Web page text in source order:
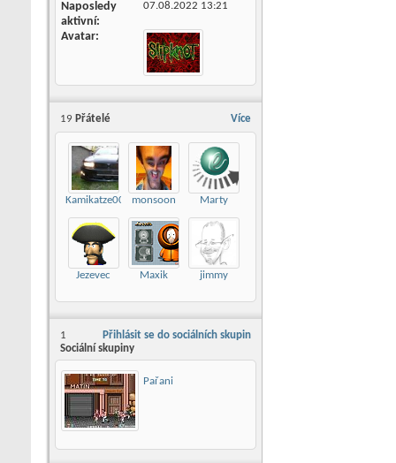
Naposledy
aktivní
07.08.2022 13:21
Avatar
Více
19 Přátelé
Kamikatze007 monsoon Marty
Jezevec Maxik jimmy
Přihlásit se do sociálních skupin
1
Sociální skupiny
Pařani